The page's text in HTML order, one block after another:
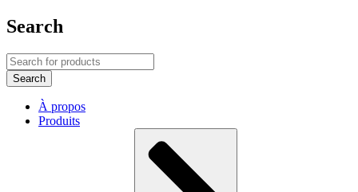
Search
À propos
Produits